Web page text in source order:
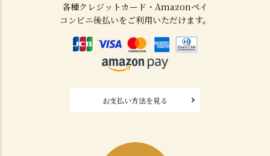
各種クレジットカード・Amazonペイ
コンビニ後払いをご利用いただけます。
お支払い方法を見る